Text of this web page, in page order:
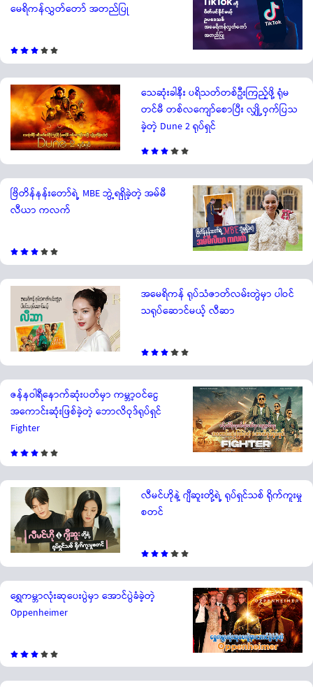
မေရိကန်လွှတ်တော် အတည်ပြု
သေဆုံးခါနီး ပရိသတ်တစ်ဦးကြည့်ဖို့ ရုံမ
တင်မီ တစ်လကျော်စောပြီး လျှို့ဝှက်ပြသ
ခဲ့တဲ့ Dune 2 ရုပ်ရှင်
ဗြိတိန်နန်းတော်ရဲ့ MBE ဘွဲ့ရရှိခဲ့တဲ့ အမ်မီ
လီယာ ကလက်
အမေရိကန် ရုပ်သံဇာတ်လမ်းတွဲမှာ ပါဝင်
သရုပ်ဆောင်မယ့် လီဆာ
ဇန်နဝါရီနောက်ဆုံးပတ်မှာ ကမ္ဘာ့ဝင်ငွေ
အကောင်းဆုံးဖြစ်ခဲ့တဲ့ ဘောလိဝုဒ်ရုပ်ရှင်
Fighter
လီမင်ဟိုနဲ့ ဂျီဆူးတို့ရဲ့ ရုပ်ရှင်သစ် ရိုက်ကူးမှု
စတင်
ရွှေကမ္ဘာလုံးဆုပေးပွဲမှာ အောင်ပွဲခံခဲ့တဲ့
Oppenheimer